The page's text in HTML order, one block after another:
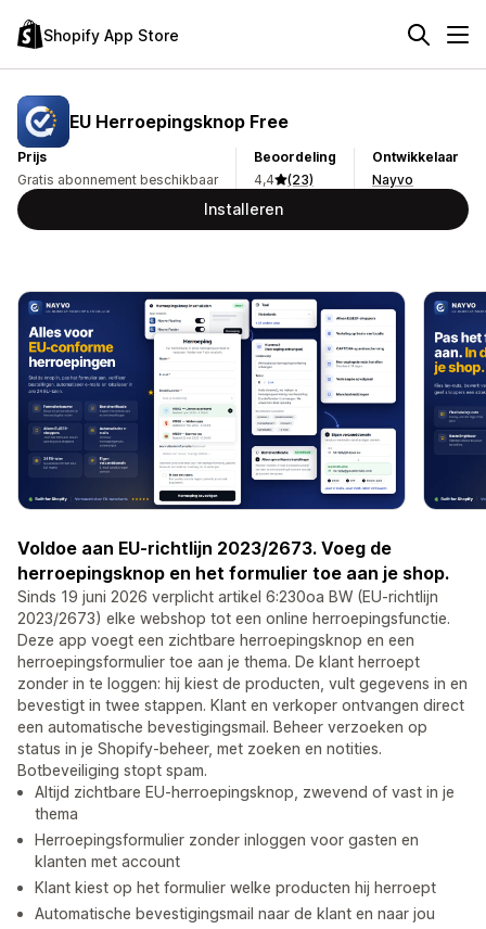
Shopify App Store
EU Herroepingsknop Free
Prijs
Gratis abonnement beschikbaar
Beoordeling
4,4
(23)
Ontwikkelaar
Nayvo
Installeren
Voldoe aan EU-richtlijn 2023/2673. Voeg de
herroepingsknop en het formulier toe aan je shop.
Sinds 19 juni 2026 verplicht artikel 6:230oa BW (EU-richtlijn
2023/2673) elke webshop tot een online herroepingsfunctie.
Deze app voegt een zichtbare herroepingsknop en een
herroepingsformulier toe aan je thema. De klant herroept
zonder in te loggen: hij kiest de producten, vult gegevens in en
bevestigt in twee stappen. Klant en verkoper ontvangen direct
een automatische bevestigingsmail. Beheer verzoeken op
status in je Shopify-beheer, met zoeken en notities.
Botbeveiliging stopt spam.
Altijd zichtbare EU-herroepingsknop, zwevend of vast in je
thema
Herroepingsformulier zonder inloggen voor gasten en
klanten met account
Klant kiest op het formulier welke producten hij herroept
Automatische bevestigingsmail naar de klant en naar jou